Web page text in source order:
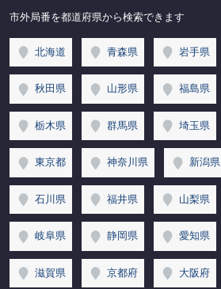
市外局番を都道府県から検索できます
北海道 青森県 岩手県
秋田県 山形県 福島県
栃木県 群馬県 埼玉県
東京都 神奈川県 新潟県
石川県 福井県 山梨県
岐阜県 静岡県 愛知県
滋賀県 京都府 大阪府